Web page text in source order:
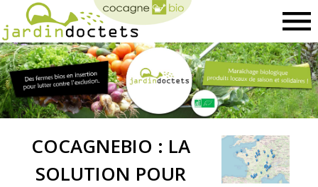
COCAGNEBIO : LA
SOLUTION POUR